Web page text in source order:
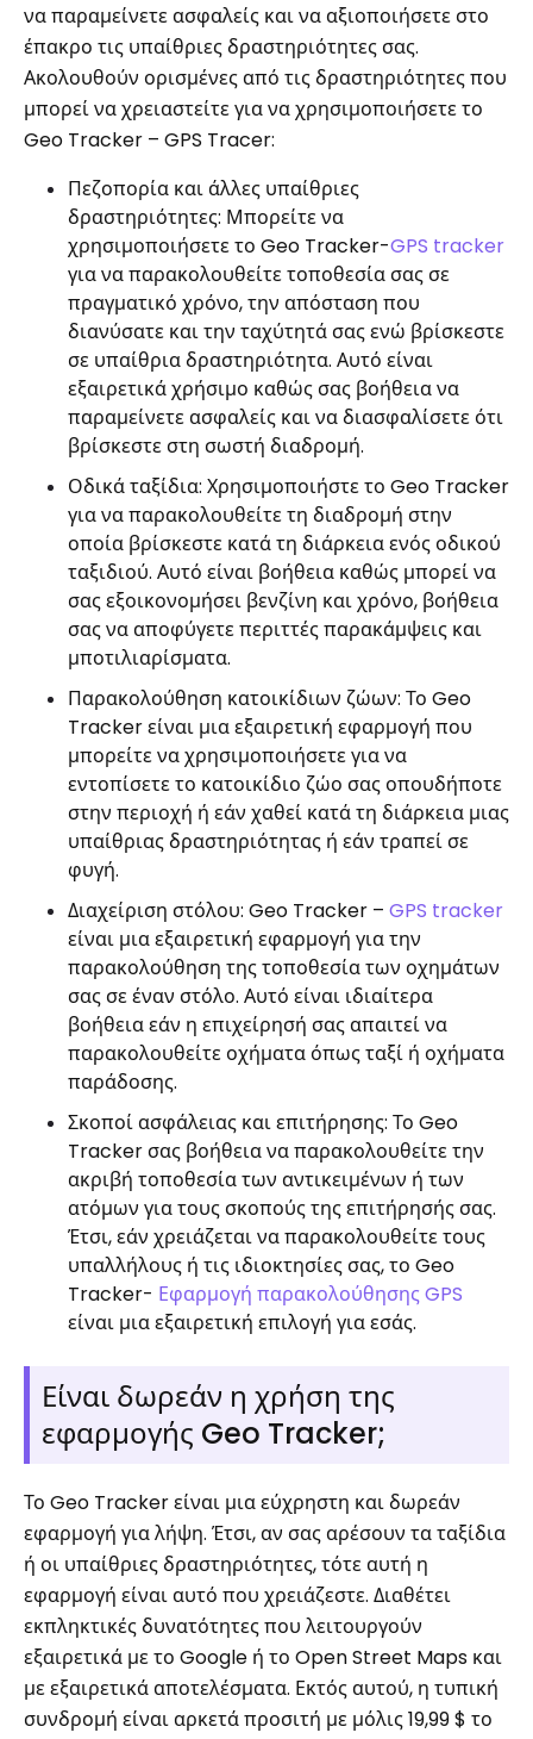
να παραμείνετε ασφαλείς και να αξιοποιήσετε στο
έπακρο τις υπαίθριες δραστηριότητες σας.
Ακολουθούν ορισμένες από τις δραστηριότητες που
μπορεί να χρειαστείτε για να χρησιμοποιήσετε το
Geo Tracker – GPS Tracer:
Πεζοπορία και άλλες υπαίθριες
δραστηριότητες: Μπορείτε να
χρησιμοποιήσετε το Geo Tracker-GPS tracker
για να παρακολουθείτε τοποθεσία σας σε
πραγματικό χρόνο, την απόσταση που
διανύσατε και την ταχύτητά σας ενώ βρίσκεστε
σε υπαίθρια δραστηριότητα. Αυτό είναι
εξαιρετικά χρήσιμο καθώς σας βοήθεια να
παραμείνετε ασφαλείς και να διασφαλίσετε ότι
βρίσκεστε στη σωστή διαδρομή.
Οδικά ταξίδια: Χρησιμοποιήστε το Geo Tracker
για να παρακολουθείτε τη διαδρομή στην
οποία βρίσκεστε κατά τη διάρκεια ενός οδικού
ταξιδιού. Αυτό είναι βοήθεια καθώς μπορεί να
σας εξοικονομήσει βενζίνη και χρόνο, βοήθεια
σας να αποφύγετε περιττές παρακάμψεις και
μποτιλιαρίσματα.
Παρακολούθηση κατοικίδιων ζώων: Το Geo
Tracker είναι μια εξαιρετική εφαρμογή που
μπορείτε να χρησιμοποιήσετε για να
εντοπίσετε το κατοικίδιο ζώο σας οπουδήποτε
στην περιοχή ή εάν χαθεί κατά τη διάρκεια μιας
υπαίθριας δραστηριότητας ή εάν τραπεί σε
φυγή.
Διαχείριση στόλου: Geo Tracker – GPS tracker
είναι μια εξαιρετική εφαρμογή για την
παρακολούθηση της τοποθεσία των οχημάτων
σας σε έναν στόλο. Αυτό είναι ιδιαίτερα
βοήθεια εάν η επιχείρησή σας απαιτεί να
παρακολουθείτε οχήματα όπως ταξί ή οχήματα
παράδοσης.
Σκοποί ασφάλειας και επιτήρησης: Το Geo
Tracker σας βοήθεια να παρακολουθείτε την
ακριβή τοποθεσία των αντικειμένων ή των
ατόμων για τους σκοπούς της επιτήρησής σας.
Έτσι, εάν χρειάζεται να παρακολουθείτε τους
υπαλλήλους ή τις ιδιοκτησίες σας, το Geo
Tracker- Εφαρμογή παρακολούθησης GPS
είναι μια εξαιρετική επιλογή για εσάς.
Είναι δωρεάν η χρήση της
εφαρμογής Geo Tracker;
Το Geo Tracker είναι μια εύχρηστη και δωρεάν
εφαρμογή για λήψη. Έτσι, αν σας αρέσουν τα ταξίδια
ή οι υπαίθριες δραστηριότητες, τότε αυτή η
εφαρμογή είναι αυτό που χρειάζεστε. Διαθέτει
εκπληκτικές δυνατότητες που λειτουργούν
εξαιρετικά με το Google ή το Open Street Maps και
με εξαιρετικά αποτελέσματα. Εκτός αυτού, η τυπική
συνδρομή είναι αρκετά προσιτή με μόλις 19,99 $ το